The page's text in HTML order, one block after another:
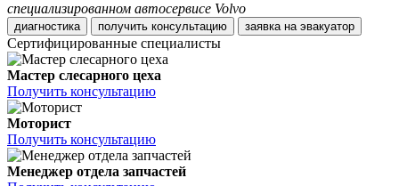
специализированном автосервисе Volvo
диагностика получить консультацию заявка на эвакуатор
Сертифицированные специалисты
Мастер слесарного цеха
Получить консультацию
Моторист
Получить консультацию
Менеджер отдела запчастей